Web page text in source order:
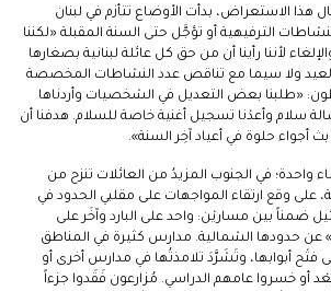
هذا الاستعراض، بدأت الأوضاع تتأزم في لبنان
الترفيهية أو تؤجَّل حتى السنة المقبلة «لكننا
لأننا رأينا أن من حق كل عائلة لبنانية بصغارها
العيد ولا سيما مع تناقص عدد النشاطات المخصصة
«طلبنا بعض التعديل في الشخصيات وأردناها
سلام وأعدْنا تسجيل أغنية خاصة للسلام. هدفنا أن
حلوة في أعياد آخِر السنة».
في الجنوب المزيدُ من العائلات تنزح من
على وقع ارتقاء المواجهات على مقلبي الحدود في
ضمناً بين مساريْن: واحد على البارد وآخَر على
عن حدودها الشمالية. مدارس كثيرة في المناطق
فتْح أبوابها، وتَشَرَّدَ تلامذتُها في مدارس أخرى أو
أو خسروا عامهم الدراسي. مُزارعون فَقَدوا جزءاً